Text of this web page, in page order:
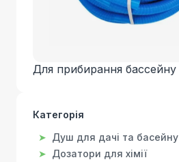
Для прибирання бассейну
Категорія
Душ для дачі та басейну
Дозатори для хімії